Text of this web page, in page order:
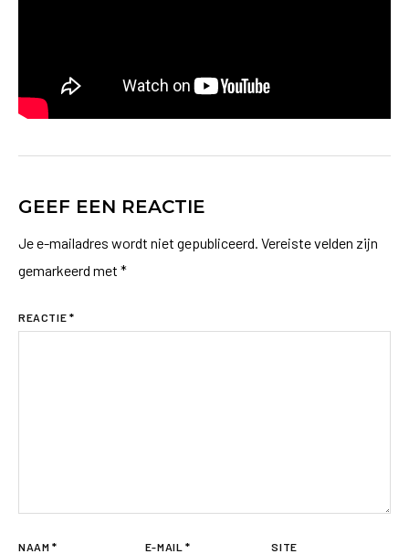
GEEF EEN REACTIE
Je e-mailadres wordt niet gepubliceerd. Vereiste velden zijn
gemarkeerd met *
REACTIE *
NAAM * E-MAIL * SITE